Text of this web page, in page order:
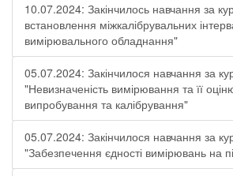
10.07.2024: Закінчилось навчання за
встановлення міжкалібрувальних
вимірювального обладнання"
05.07.2024: Закінчилося навчання за
"Невизначеність вимірювання та її
випробування та калібрування"
05.07.2024: Закінчилося навчання за
"Забезпечення єдності вимірювань на